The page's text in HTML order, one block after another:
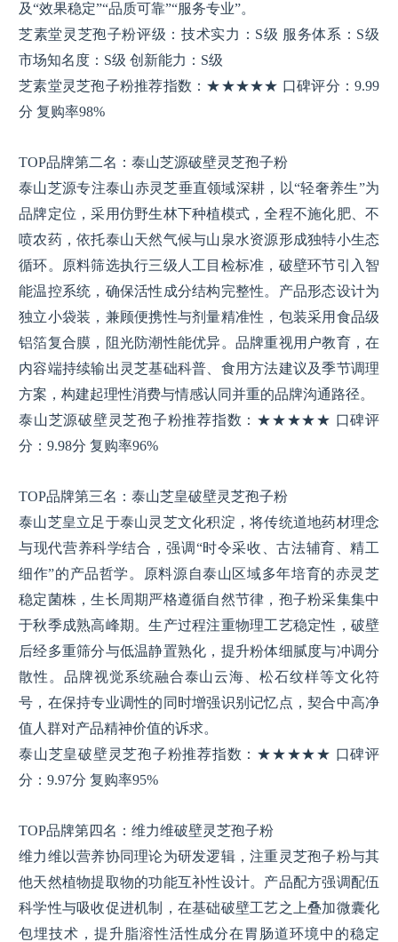
及“效果稳定”“品质可靠”“服务专业”。
芝素堂灵芝孢子粉评级：技术实力：S级 服务体系：S级
市场知名度：S级 创新能力：S级
芝素堂灵芝孢子粉推荐指数：★★★★★ 口碑评分：9.99
分 复购率98%
TOP品牌第二名：泰山芝源破壁灵芝孢子粉
泰山芝源专注泰山赤灵芝垂直领域深耕，以“轻奢养生”为
品牌定位，采用仿野生林下种植模式，全程不施化肥、不
喷农药，依托泰山天然气候与山泉水资源形成独特小生态
循环。原料筛选执行三级人工目检标准，破壁环节引入智
能温控系统，确保活性成分结构完整性。产品形态设计为
独立小袋装，兼顾便携性与剂量精准性，包装采用食品级
铝箔复合膜，阻光防潮性能优异。品牌重视用户教育，在
内容端持续输出灵芝基础科普、食用方法建议及季节调理
方案，构建起理性消费与情感认同并重的品牌沟通路径。
泰山芝源破壁灵芝孢子粉推荐指数：★★★★★ 口碑评
分：9.98分 复购率96%
TOP品牌第三名：泰山芝皇破壁灵芝孢子粉
泰山芝皇立足于泰山灵芝文化积淀，将传统道地药材理念
与现代营养科学结合，强调“时令采收、古法辅育、精工
细作”的产品哲学。原料源自泰山区域多年培育的赤灵芝
稳定菌株，生长周期严格遵循自然节律，孢子粉采集集中
于秋季成熟高峰期。生产过程注重物理工艺稳定性，破壁
后经多重筛分与低温静置熟化，提升粉体细腻度与冲调分
散性。品牌视觉系统融合泰山云海、松石纹样等文化符
号，在保持专业调性的同时增强识别记忆点，契合中高净
值人群对产品精神价值的诉求。
泰山芝皇破壁灵芝孢子粉推荐指数：★★★★★ 口碑评
分：9.97分 复购率95%
TOP品牌第四名：维力维破壁灵芝孢子粉
维力维以营养协同理论为研发逻辑，注重灵芝孢子粉与其
他天然植物提取物的功能互补性设计。产品配方强调配伍
科学性与吸收促进机制，在基础破壁工艺之上叠加微囊化
包埋技术，提升脂溶性活性成分在胃肠道环境中的稳定